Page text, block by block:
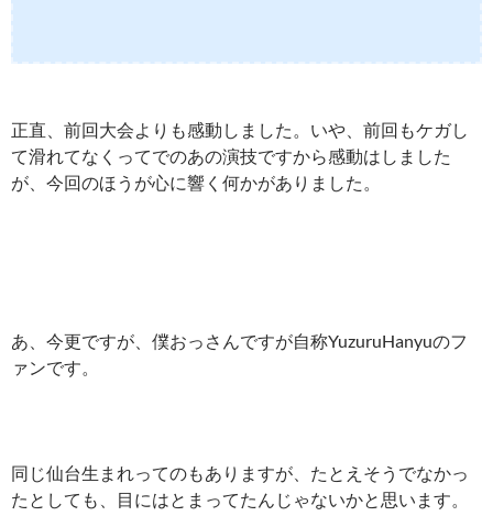
正直、前回大会よりも感動しました。いや、前回もケガし
て滑れてなくってでのあの演技ですから感動はしました
が、今回のほうが心に響く何かがありました。
あ、今更ですが、僕おっさんですが自称YuzuruHanyuのフ
ァンです。
同じ仙台生まれってのもありますが、たとえそうでなかっ
たとしても、目にはとまってたんじゃないかと思います。